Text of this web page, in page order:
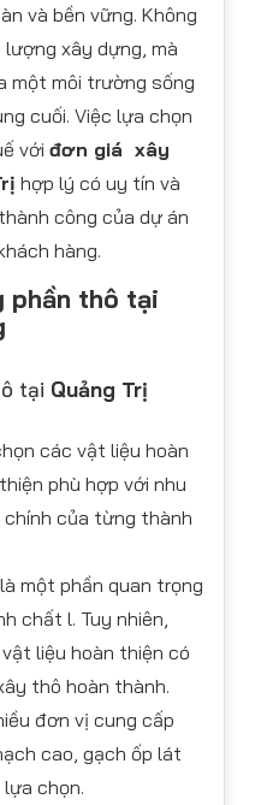
và bền vững. Không
xây dựng, mà
một môi trường sống
cuối. Việc lựa chọn
với đơn giá xây
hợp lý có uy tín và
công của dự án
hàng.
phần thô tại
tại Quảng Trị
các vật liệu hoàn
phù hợp với nhu
của từng thành
một phần quan trọng
chất l. Tuy nhiên,
liệu hoàn thiện có
thô hoàn thành.
đơn vị cung cấp
cao, gạch ốp lát
chọn.